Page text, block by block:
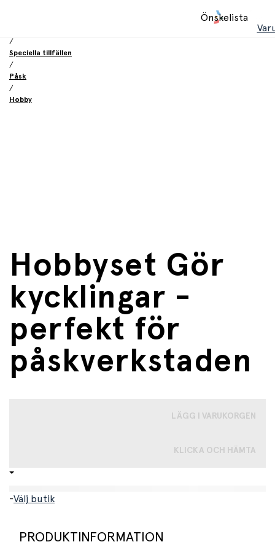
Önskelista
/
Speciella tillfällen
/
Påsk
/
Hobby
Hobbyset Gör
kycklingar -
perfekt för
påskverkstaden
LÄGG I VARUKORGEN
KLICKA OCH HÄMTA
-Välj butik
PRODUKTINFORMATION